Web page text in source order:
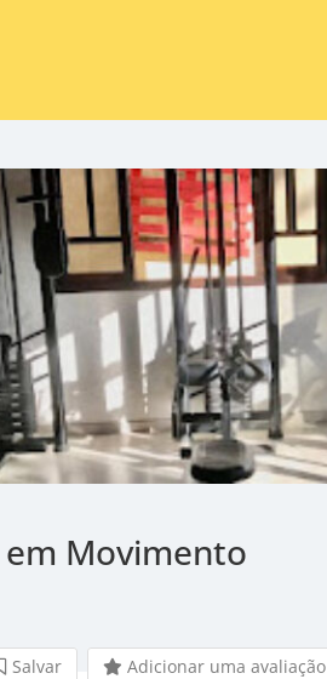
em Movimento
Salvar Adicionar uma avaliação